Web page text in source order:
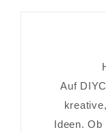
Auf
Ideen.